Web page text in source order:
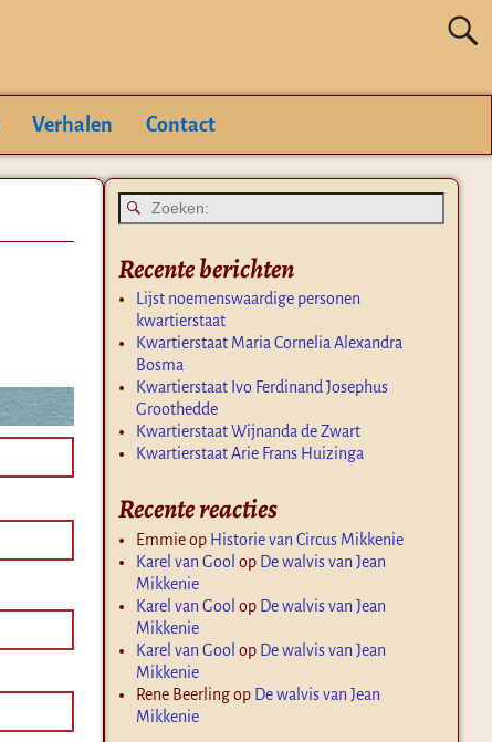
Verhalen Contact
Recente berichten
Lijst noemenswaardige personen
kwartierstaat
Kwartierstaat Maria Cornelia Alexandra
Bosma
Kwartierstaat Ivo Ferdinand Josephus
Groothedde
Kwartierstaat Wijnanda de Zwart
Kwartierstaat Arie Frans Huizinga
Recente reacties
Emmieop Historie van Circus Mikkenie
Karel van Gool op De walvis van Jean
Mikkenie
Karel van Gool op De walvis van Jean
Mikkenie
Karel van Gool op De walvis van Jean
Mikkenie
Rene Beerlingop De walvis van Jean
Mikkenie